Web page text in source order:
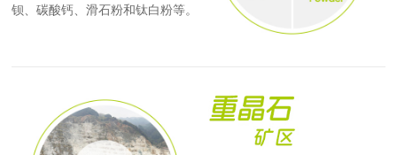
钡、碳酸钙、滑石粉和钛白粉等。